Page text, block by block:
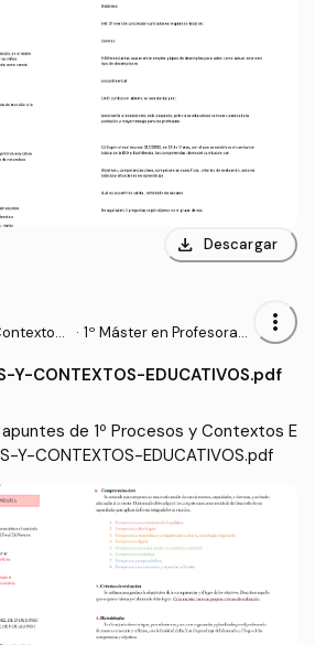
download Descargar
· 1º Máster en Profesorad
aria Obligatoria y Bachill
onal y Enseñanzas de Idi
omas (UGR)
more_vert
Y-CONTEXTOS-EDUCATIVOS.pdf
de 1º Procesos y Contextos E
Y-CONTEXTOS-EDUCATIVOS.pdf